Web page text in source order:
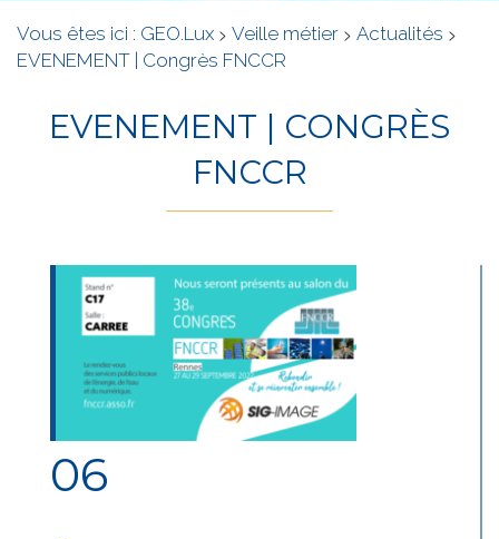
Vous êtes ici : GEO.Lux > Veille métier > Actualités >
EVENEMENT | Congrès FNCCR
EVENEMENT | CONGRÈS
FNCCR
06